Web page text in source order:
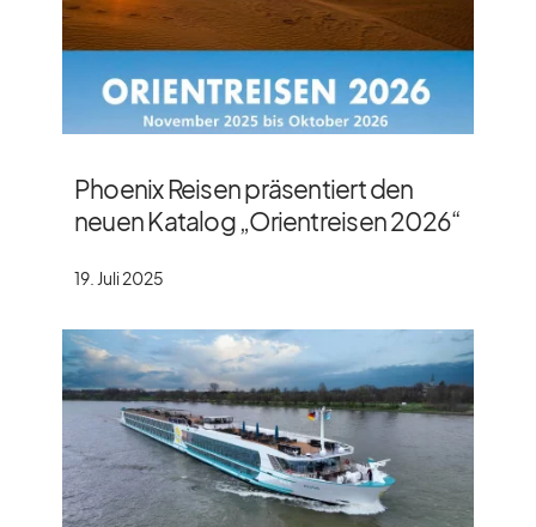
Phoenix Reisen präsentiert den
neuen Katalog „Orientreisen 2026“
19. Juli 2025